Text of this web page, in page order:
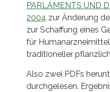
PARLAMENTS UND
2004 zur Änderung
zur Schaffung eines
für
traditioneller
Also zwei PDFs
durchgelesen.